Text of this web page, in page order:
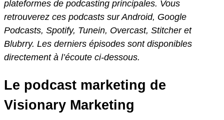
plateformes de podcasting principales. Vous
retrouverez ces podcasts sur Android, Google
Podcasts, Spotify, Tunein, Overcast, Stitcher et
Blubrry. Les derniers épisodes sont disponibles
directement à l’écoute ci-dessous.
Le podcast marketing de
Visionary Marketing